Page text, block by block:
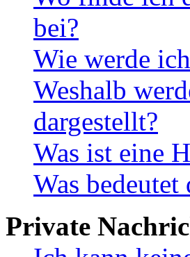
bei?
Wie werde
Weshalb
dargestellt?
Was ist eine
Was
Private